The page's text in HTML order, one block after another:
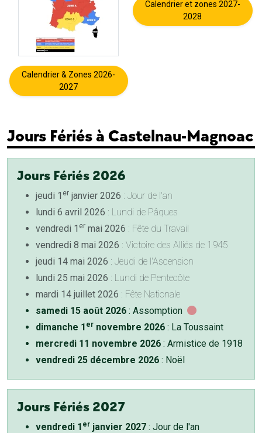
Calendrier & Zones 2026-
2027
Calendrier et zones 2027-
2028
Jours Fériés à Castelnau-Magnoac
Jours Fériés 2026
jeudi 1 er janvier 2026 : Jour de l'an
lundi 6 avril 2026 : Lundi de Pâques
vendredi 1 er mai 2026 : Fête du Travail
vendredi 8 mai 2026 : Victoire des Alliés de 1945
jeudi 14 mai 2026 : Jeudi de l'Ascension
lundi 25 mai 2026 : Lundi de Pentecôte
mardi 14 juillet 2026 : Fête Nationale
samedi 15 août 2026 : Assomption
dimanche 1 er novembre 2026 : La Toussaint
mercredi 11 novembre 2026 : Armistice de 1918
vendredi 25 décembre 2026 : Noël
Jours Fériés 2027
vendredi 1 er janvier 2027 : Jour de l'an